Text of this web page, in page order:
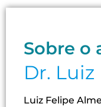
Sobre o
Dr. Luiz
Luiz Felipe